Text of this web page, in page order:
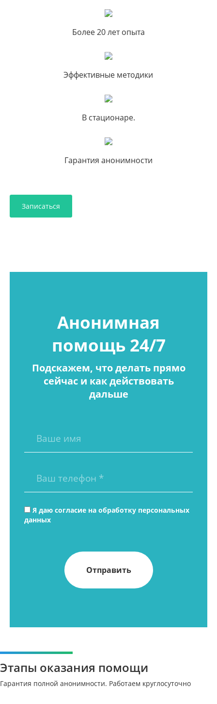
Более 20 лет опыта
Эффективные методики
В стационаре.
Гарантия анонимности
Записаться
Анонимная
помощь 24/7
Подскажем, что делать прямо
сейчас и как действовать
дальше
Я даю согласие на обработку персональных
данных
Этапы оказания помощи
Гарантия полной анонимности. Работаем круглосуточно